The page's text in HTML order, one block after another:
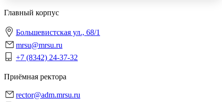
Главный корпус
Большевистская ул., 68/1
mrsu@mrsu.ru
+7 (8342) 24-37-32
Приёмная ректора
rector@adm.mrsu.ru